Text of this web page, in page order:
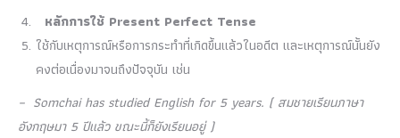
หลักการใช้ Present Perfect Tense
ใช้กับเหตุการณ์หรือการกระทำที่เกิดขึ้นแล้วในอดีต และเหตุการณ์นั้นยัง
คงต่อเนื่องมาจนถึงปัจจุบัน เช่น
– Somchai has studied English for 5 years. ( สมชายเรียนภาษา
อังกฤษมา 5 ปีแล้ว ขณะนี้ก็ยังเรียนอยู่ )